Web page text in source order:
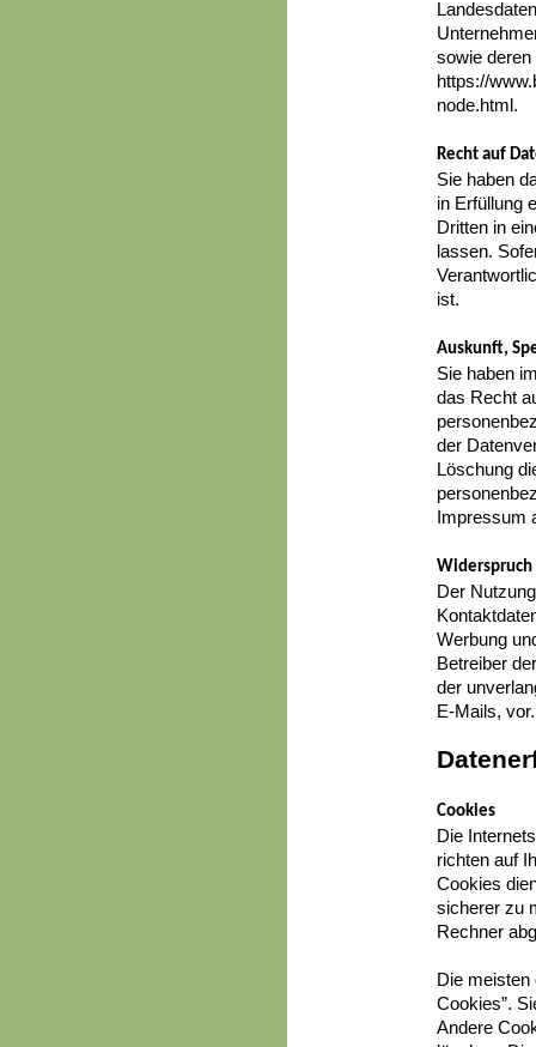
sowie
https://
node.html.
Recht auf
Sie haben
in Erfüllung
Dritten in
lassen.
ist.
Auskunft,
Sie haben
das Recht
der
Löschung
Impressum
Widerspruch
Der
Werbung
Betreiber
der
E-Mails, vor.
Cookies
Die
richten auf
Cookies
sicherer zu
Rechner
Die meisten
Cookies”.
Andere